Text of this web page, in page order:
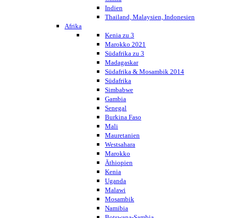
Indien
Thailand, Malaysien, Indonesien
Afrika
Kenia zu 3
Marokko 2021
Südafrika zu 3
Madagaskar
Südafrika & Mosambik 2014
Südafrika
Simbabwe
Gambia
Senegal
Burkina Faso
Mali
Mauretanien
Westsahara
Marokko
Äthiopien
Kenia
Uganda
Malawi
Mosambik
Namibia